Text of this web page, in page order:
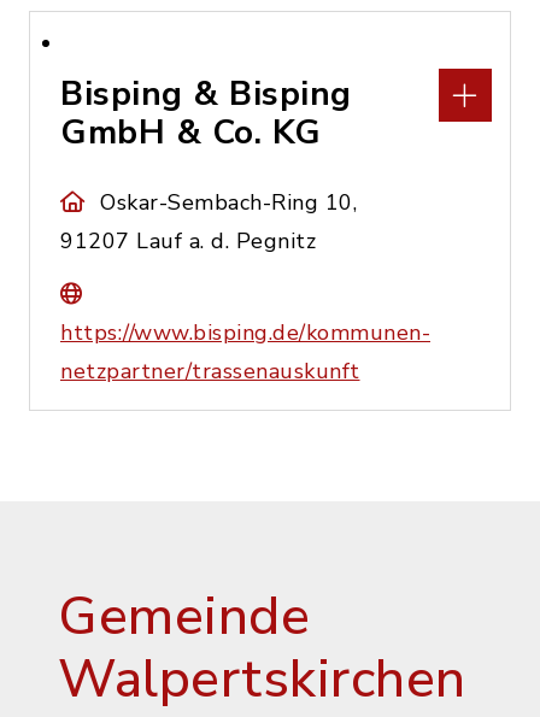
Bisping & Bisping
GmbH & Co. KG
Oskar-Sembach-Ring 10,
91207 Lauf a. d. Pegnitz
https://www.bisping.de/kommunen-
netzpartner/trassenauskunft
Gemeinde
Walpertskirchen